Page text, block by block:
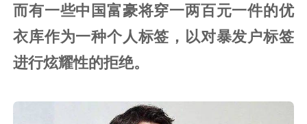
而有一些中国富豪将穿一两百元一件的优
衣库作为一种个人标签，以对暴发户标签
进行炫耀性的拒绝。